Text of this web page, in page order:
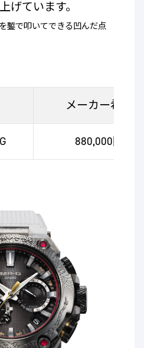
げています。
鏨で叩いてできる凹んだ点
メーカー希望
880,000円（